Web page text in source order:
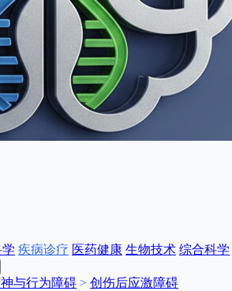
疾病诊疗 医药健康 生物技术 综合科学
与行为障碍 > 创伤后应激障碍